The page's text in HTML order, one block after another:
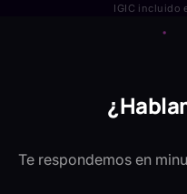
IGIC incluido
Te respondemos en